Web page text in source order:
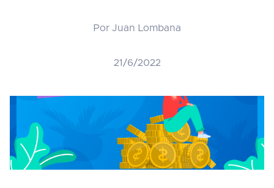
Por Juan Lombana
21/6/2022